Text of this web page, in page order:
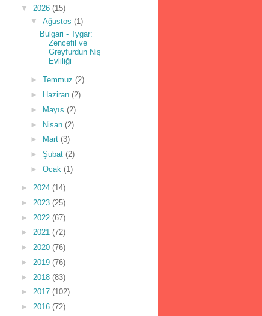
▼ 2026 (15)
▼ Ağustos (1)
Bulgari - Tygar:
Zencefil ve
Greyfurdun Niş
Evliliği
► Temmuz (2)
►
Haziran (2)
►
Mayıs (2)
► Nisan (2)
►
Mart (3)
► Şubat (2)
► Ocak (1)
► 2024 (14)
► 2023 (25)
► 2022 (67)
► 2021 (72)
► 2020 (76)
► 2019 (76)
► 2018 (83)
► 2017 (102)
► 2016 (72)